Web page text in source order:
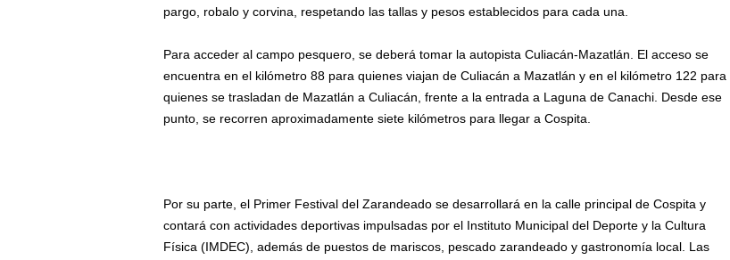
pargo, robalo y corvina, respetando las tallas y pesos establecidos para cada una.
Para acceder al campo pesquero, se deberá tomar la autopista Culiacán-Mazatlán. El acceso se
encuentra en el kilómetro 88 para quienes viajan de Culiacán a Mazatlán y en el kilómetro 122 para
quienes se trasladan de Mazatlán a Culiacán, frente a la entrada a Laguna de Canachi. Desde ese
punto, se recorren aproximadamente siete kilómetros para llegar a Cospita.
Por su parte, el Primer Festival del Zarandeado se desarrollará en la calle principal de Cospita y
contará con actividades deportivas impulsadas por el Instituto Municipal del Deporte y la Cultura
Física (IMDEC), además de puestos de mariscos, pescado zarandeado y gastronomía local. Las